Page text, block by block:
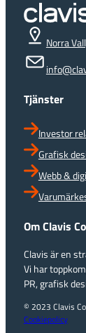
Norra
Tjänster
Investor
Grafisk
Webb &
Om Clavis
Clavis är en
Vi har
PR, grafisk
© 2023 Clavis
Cookiepolicy